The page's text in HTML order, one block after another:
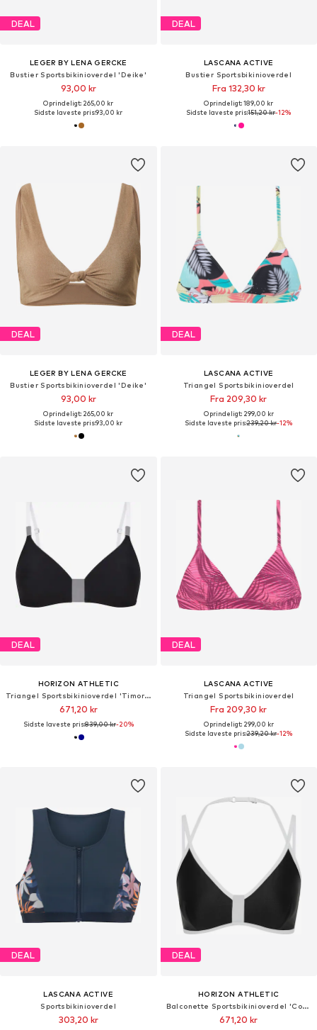
DEAL
LEGER BY LENA GERCKE
Bustier Sportsbikinioverdel 'Deike'
93,00 kr
Oprindeligt: 265,00 kr
Sidste laveste pris:93,00 kr
DEAL
LASCANA ACTIVE
Bustier Sportsbikinioverdel
Fra 132,30 kr
Oprindeligt: 189,00 kr
Sidste laveste pris:151,20 kr-12%
DEAL
LEGER BY LENA GERCKE
Bustier Sportsbikinioverdel 'Deike'
93,00 kr
Oprindeligt: 265,00 kr
Sidste laveste pris:93,00 kr
DEAL
LASCANA ACTIVE
Triangel Sportsbikinioverdel
Fra 209,30 kr
Oprindeligt: 299,00 kr
Sidste laveste pris:239,20 kr-12%
DEAL
HORIZON ATHLETIC
Triangel Sportsbikinioverdel 'Timor Bikini Top Luna'
671,20 kr
Sidste laveste pris:839,00 kr-20%
DEAL
LASCANA ACTIVE
Triangel Sportsbikinioverdel
Fra 209,30 kr
Oprindeligt: 299,00 kr
Sidste laveste pris:239,20 kr-12%
DEAL
LASCANA ACTIVE
Sportsbikinioverdel
303,20 kr
DEAL
HORIZON ATHLETIC
Balconette Sportsbikinioverdel 'Coral Sea Bikini Top Luna'
671,20 kr